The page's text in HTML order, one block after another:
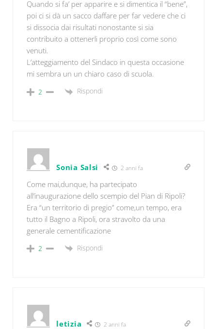
Quando si fa’ per apparire e si dimentica il “bene”,
poi ci si dà un sacco daffare per far vedere che ci
si dissocia dai risultati nonostante si sia
contribuito a ottenerli proprio così come sono
venuti.
L’atteggiamento del Sindaco in questa occasione
mi sembra un un chiaro caso di scuola.
2 Rispondi
Sonia Salsi 2 anni fa
Come mai,dunque, ha partecipato
all’inaugurazione dello scempio del Pian di Ripoli?
Era “un territorio di pregio” come,un tempo, era
tutto il Bagno a Ripoli, ora stravolto da una
generale cementificazione
2 Rispondi
letizia 2 anni fa